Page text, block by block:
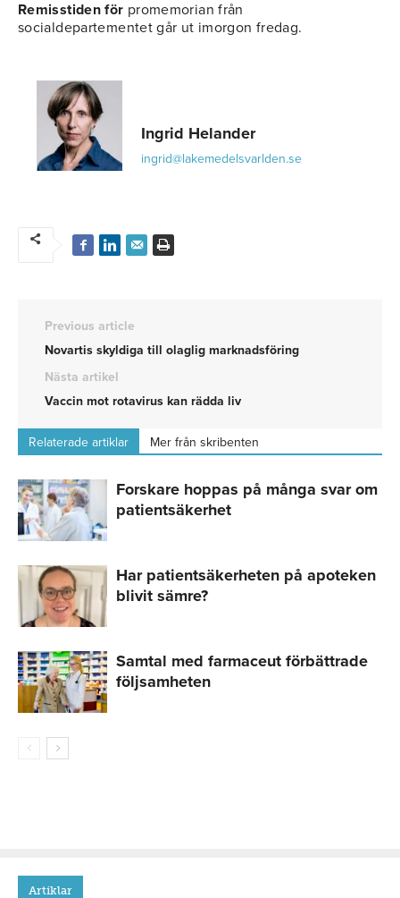
Remisstiden för promemorian från
socialdepartementet går ut imorgon fredag.
Ingrid Helander
ingrid@lakemedelsvarlden.se
Previous article
Novartis skyldiga till olaglig marknadsföring
Nästa artikel
Vaccin mot rotavirus kan rädda liv
Relaterade artiklar Mer från skribenten
Forskare hoppas på många svar om
patientsäkerhet
Har patientsäkerheten på apoteken
blivit sämre?
Samtal med farmaceut förbättrade
följsamheten
Artiklar